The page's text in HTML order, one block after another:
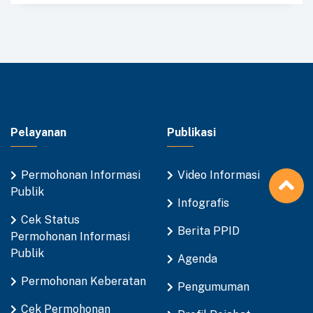
Pelayanan
Permohonan Informasi
Publik
Cek Status
Permohonan Informasi
Publik
Permohonan Keberatan
Cek Permohonan
Publikasi
Video Informasi
Infografis
Berita PPID
Agenda
Pengumuman